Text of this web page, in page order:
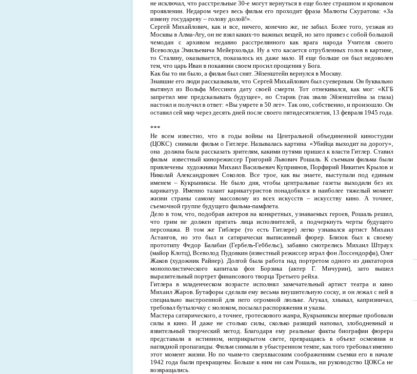
не исключал, что расстрельные 30-е могут вернуться в еще более страшном и кровавом
проявлении. Недаром через весь фильм его проходит фраза Малюты Скуратова: «За
измену государеву – голову долой!».
Сергей Михайлович, как и все, ничего, конечно же, не забыл. Более того, уезжая из
Москвы в Алма-Ату, он не взял каких-то важных вещей, но зато привез с собой большой
чемодан с архивом недавно расстрелянного как врага народа Учителя своего
Всеволода Эмильевича Мейерхольда. Ну а что касается отрубленных голов в картине,
то Сталину, оказывается, показалось их даже мало. И еще больше он был недоволен
тем, что царь Иван в покаянии своем просил прощения у Бога.
Как бы то ни было, а фильм был снят. Эйзенштейн вернулся в Москву.
Знавшие его люди рассказывали, что Сергей Михайлович был суеверным. Он буквально
вытянул из Вольфа Мессинга дату своей смерти. Тот отнекивался, как мог: «КГБ
запретил мне предсказывать будущее», но Старик (так звали Эйзенштейна за глаза)
настоял и получил в ответ: «Вы умрете в 50 лет». Так оно, собственно, и произошло. Он
оставил сей мир через десять дней после своего пятидесятилетия, 13 февраля 1945 года.
***
Не всем известно, что в годы войны на Центральной объединенной киностудии
(ЦОКС) снимали фильм о Гитлере. Называлась картина «Убийца выходит на дорогу»,
она
должна была рассказать зрителям, какими путями пришел к власти Гитлер. Ставил
фильм
известный кинорежиссер Григорий Львович Рошаль. К съемкам фильма были
привлечены художники Михаил Васильевич Куприянов, Порфирий Никитич Крылов и
Николай Александрович Соколов. Все трое, как вы знаете, выступали под единым
именем – Кукрыниксы. Не было дня, чтобы центральные газеты выходили без их
карикатур. Именно талант карикатуристов понадобился в наиболее тяжелый момент
жизни страны самому массовому из всех искусств – искусству кино. А точнее,
съемочной группе будущего фильма-памфлета.
Дело в том, что, подобрав актеров на конкретных, узнаваемых героев, Рошаль решил,
что грим не должен прятать лица исполнителей, а подчеркнуть черты будущего
персонажа. В том же Гиблере (то есть Гитлере) легко узнавался артист Михаил
Астангов, но это был и сатирически выписанный фюрер. Близок был к своему
прототипу Федор Балабан (Гербель-Геббельс), забавно смотрелись Михаил Штраух
(майор Клотц), Всеволод Пудовкин (известный режиссер играл фон Лоссендорфа), Олег
Жаков (художник Райнер). Долгой была работа над портретом одного из диктаторов
монополистического капитала фон Борзика (актер Г. Мичурин), зато вышел
выразительный портрет финансового творца Третьего рейха.
Гитлера в младенческом возрасте исполнял замечательный артист театра и кино
Михаил Жаров. Бутафоры сделали ему весьма внушительную соску, и он лежал с ней в
специально выстроенной для него огромной люльке. Агукал, хныкал, капризничал,
требовал бутылочку с молоком, посылал распоряжения и указы.
Мастера сатирического, а точнее, гротескового жанра, Кукрыниксы впервые пробовали
силы в кино. И даже не столько силы, сколько разящий наповал, злободневный и
язвительный творческий метод. Благодаря ему реальные факты биографии фюрера
представали в истинном, неприкрытом свете, превращаясь в объект осмеяния и
наглядной пропаганды. Фильм снимали в убыстренном темпе, как того требовал именно
этот момент жизни. Но по чьим-то сверхвысоким соображениям съемки его в начале
1942 года были прекращены. Больше к ним ни сам Рошаль, ни руководство ЦОКСа не
возвращались.